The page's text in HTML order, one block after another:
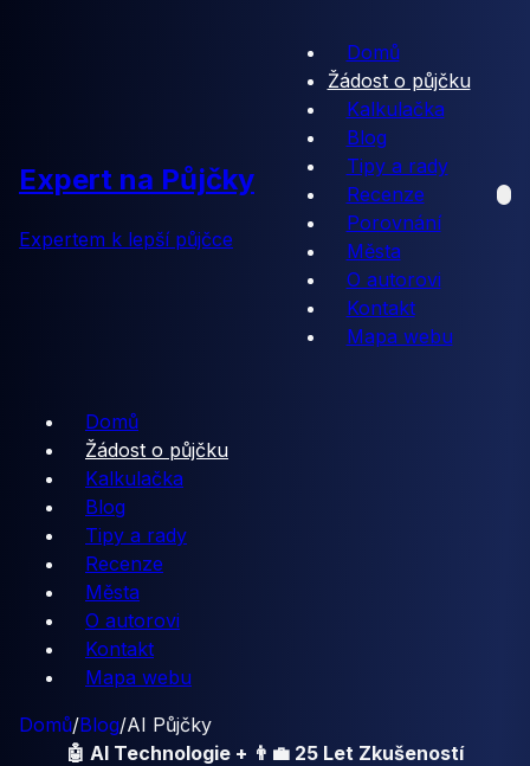
Expert na Půjčky
Expertem k lepší půjčce
Domů
Žádost o půjčku
Kalkulačka
Blog
Tipy a rady
Recenze
Porovnání
Města
O autorovi
Kontakt
Mapa webu
Domů
Žádost o půjčku
Kalkulačka
Blog
Tipy a rady
Recenze
Města
O autorovi
Kontakt
Mapa webu
Domů/Blog/AI Půjčky
🤖 AI Technologie + 👨‍💼 25 Let Zkušeností